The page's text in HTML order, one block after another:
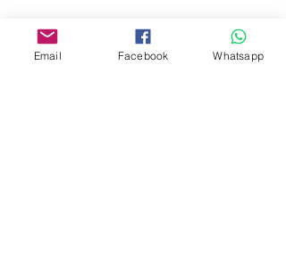
油麻地彌敦道534-538
現時點
商場2樓275A
Email Facebook Whatsapp